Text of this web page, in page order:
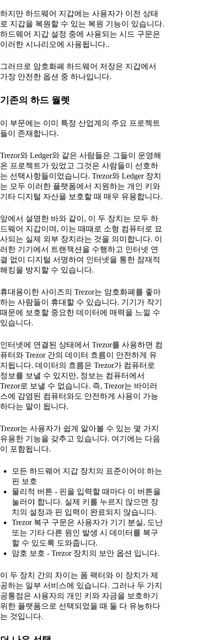
하지만 하드웨어 지갑에는 사용자가 이전 상태
로 지갑을 복원할 수 있는 복원 기능이 있습니다.
하드웨어 지갑 설정 중에 사용되는 시드 구문은
이러한 시나리오에 사용됩니다..
그러므로 암호화폐 하드웨어 저장은 지갑에서
가장 안전한 옵션 중 하나입니다.
기존의 하드 월렛
이 부문에는 이미 특정 산업계의 주요 프로젝트
들이 존재합니다.
Trezor와 Ledger와 같은 사람들은 그들이 운영해
온 프로젝트가 있었고 그것은 사람들이 선호하
는 선택사항들이었습니다. Trezor와 Ledger 장치
는 모두 이러한 플랫폼에서 지원하는 개인 키와
기타 디지털 자산을 보호할 때 매우 유용합니다.
앞에서 설명한 바와 같이, 이 두 장치는 모두 하
드웨어 지갑이며, 이는 때때로 소형 컴퓨터로 묘
사되는 실제 외부 장치라는 것을 의미합니다. 이
러한 기기에서 트랜잭션을 수행하고 인터넷 연
결 없이 디지털 서명하여 인터넷을 통한 잠재적
해킹을 방지할 수 있습니다.
휴대용이한 사이즈의 Trezor는 암호화폐를 좋아
하는 사람들이 휴대할 수 있습니다. 기기가 작기
때문에 보호할 중요한 데이터에 매력을 느낄 수
있습니다.
인터넷에 연결된 상태에서 Trezor를 사용하면 컴
퓨터와 Trezor 간의 데이터 흐름이 안전하게 유
지됩니다. 데이터의 흐름은 Trezor가 컴퓨터로
정보를 보낼 수 있지만, 정보는 컴퓨터에서
Trezor로 보낼 수 없습니다. 즉, Trezor는 바이러
스에 감염된 컴퓨터와도 안전하게 사용이 가능
하다는 말이 됩니다.
Trezor는 사용자가 쉽게 알아볼 수 있는 몇 가지
유용한 기능을 갖추고 있습니다. 여기에는 다음
이 포함됩니다.
모든 하드웨어 지갑 장치의 표준이어야 하는
핀 보호
물리적 버튼 - 핀을 입력할 때마다 이 버튼을
눌러야 합니다. 실제 키를 누르지 않으면 장
치의 설정과 핀 입력이 완료되지 않습니다.
Trezor 복구 구문은 사용자가 기기 분실, 도난
또는 기타 다른 원인 발생 시 데이터를 복구
할 수 있도록 도와줍니다.
암호 보호 - Trezor 장치의 보안 옵션 입니다.
이 두 장치 간의 차이는 폼 팩터와 이 장치가 제
공하는 일부 서비스에 있습니다. 그러나 두 가지
공통점은 사용자의 개인 키와 자금을 보호하기
위한 플랫폼으로 선택되었을 때 둘 다 유능하다
는 것입니다.